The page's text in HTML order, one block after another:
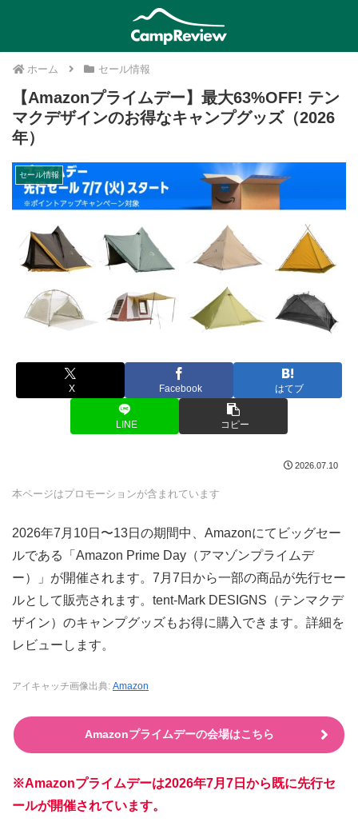
ホーム セール情報
【Amazonプライムデー】最大63%OFF! テン
マクデザインのお得なキャンプグッズ（2026
年）
セール情報
X Facebook はてブ
LINE コピー
2026.07.10
本ページはプロモーションが含まれています
2026年7月10日〜13日の期間中、Amazonにてビッグセー
ルである「Amazon Prime Day（アマゾンプライムデ
ー）」が開催されます。7月7日から一部の商品が先行セー
ルとして販売されます。tent-Mark DESIGNS（テンマクデ
ザイン）のキャンプグッズもお得に購入できます。詳細を
レビューします。
アイキャッチ画像出典: Amazon
Amazonプライムデーの会場はこちら
※Amazonプライムデーは2026年7月7日から既に先行セ
ールが開催されています。